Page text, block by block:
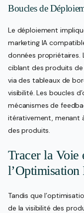
Boucles de
Le déploiement
marketing IA
données propriétaires.
ciblant des produits de
via des tableaux de
visibilité. Les boucles
mécanismes de
itérativement, menant
des produits.
Tracer la Voie
Tandis que
de la visibilité des